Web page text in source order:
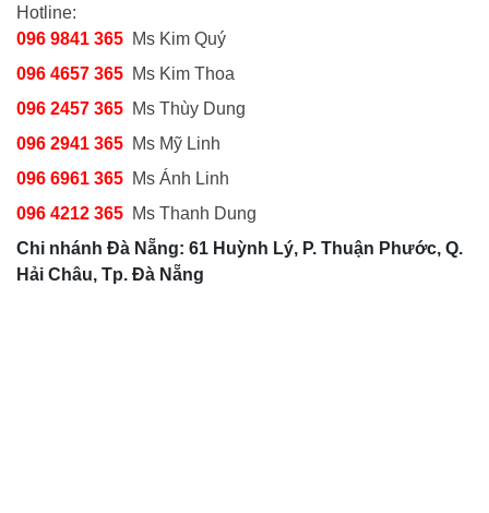
Hotline:
096 9841 365 Ms Kim Quý
096 4657 365 Ms Kim Thoa
096 2457 365 Ms Thùy Dung
096 2941 365 Ms Mỹ Linh
096 6961 365 Ms Ánh Linh
096 4212 365 Ms Thanh Dung
Chi nhánh Đà Nẵng: 61 Huỳnh Lý, P. Thuận Phước, Q.
Hải Châu, Tp. Đà Nẵng